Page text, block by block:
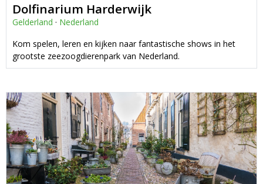
Dolfinarium Harderwijk
Gelderland · Nederland
Kom spelen, leren en kijken naar fantastische shows in het
grootste zeezoogdierenpark van Nederland.